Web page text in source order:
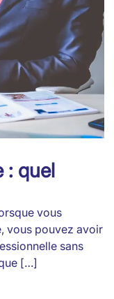
: quel
vous
vous pouvez avoir
sans
[…]